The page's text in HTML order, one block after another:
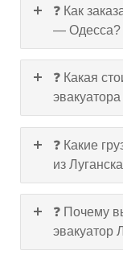
❓ Как
— Одесса?
❓ Какая
❓ Какие
из
❓ Почему
эвакуатор